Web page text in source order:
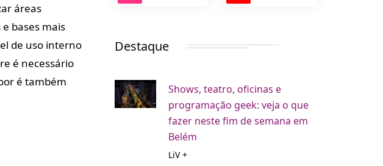
áreas
bases mais
de uso interno
é necessário
é também
Destaque
Shows, teatro, oficinas e
programação geek: veja o que
fazer neste fim de semana em
Belém
LiV +